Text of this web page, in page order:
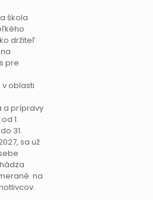
škola
držiteľ
pre
oblasti
a prípravy
1.
31.
sa už
na